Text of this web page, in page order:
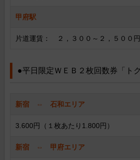
甲府駅
片道運賃： ２，３００～２，５００円
●平日限定ＷＥＢ２枚回数券「ト
新宿 ⇔ 石和エリア
3.600円（１枚あたり1.800円）
新宿 ⇔ 甲府エリア